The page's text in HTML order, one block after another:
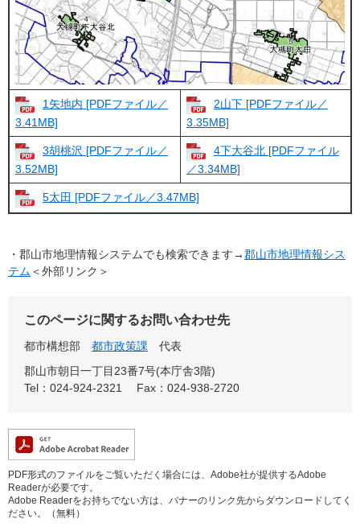
1矢地内 [PDFファイル／
3.41MB]
2山下 [PDFファイル／
3.35MB]
3胡桃沢 [PDFファイル／
3.52MB]
4下大谷北 [PDFファイル
／3.34MB]
5太田 [PDFファイル／3.47MB]
・郡山市地理情報システムでも検索できます→郡山市地理情報シス
テム ＜外部リンク＞
このページに関するお問い合わせ先
都市構想部 都市政策課
代表
郡山市朝日一丁目23番7号(本庁舎3階)
Tel：024-924-2321
Fax：024-938-2720
PDF形式のファイルをご覧いただく場合には、Adobe社が提供するAdobe
Readerが必要です。
Adobe Readerをお持ちでない方は、バナーのリンク先からダウンロードしてく
ださい。（無料）